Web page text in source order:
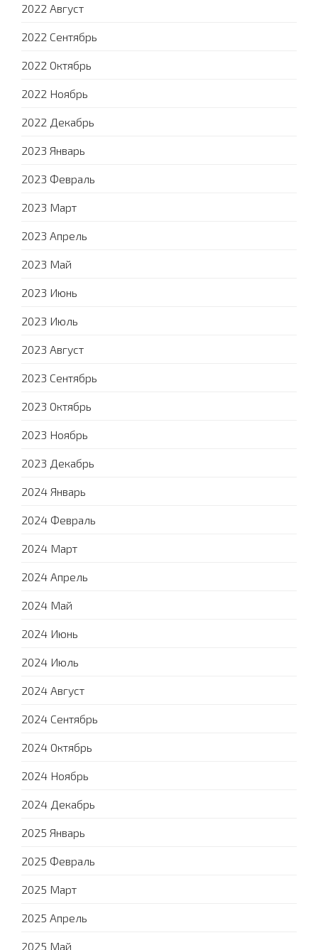
2022 Август
2022 Сентябрь
2022 Октябрь
2022 Ноябрь
2022 Декабрь
2023 Январь
2023 Февраль
2023 Март
2023 Апрель
2023 Май
2023 Июнь
2023 Июль
2023 Август
2023 Сентябрь
2023 Октябрь
2023 Ноябрь
2023 Декабрь
2024 Январь
2024 Февраль
2024 Март
2024 Апрель
2024 Май
2024 Июнь
2024 Июль
2024 Август
2024 Сентябрь
2024 Октябрь
2024 Ноябрь
2024 Декабрь
2025 Январь
2025 Февраль
2025 Март
2025 Апрель
2025 Май